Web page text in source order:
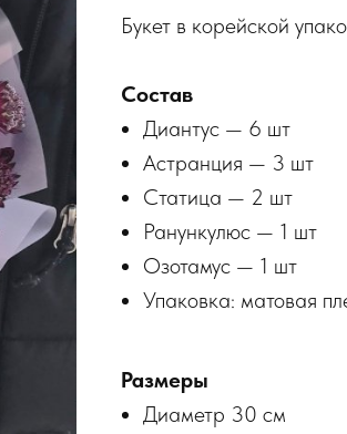
Букет в корейской
Состав
Диантус — 6 шт
Астранция — 3 шт
Статица — 2 шт
Ранункулюс — 1 шт
Озотамус — 1 шт
Упаковка: матовая
Размеры
Диаметр 30 см